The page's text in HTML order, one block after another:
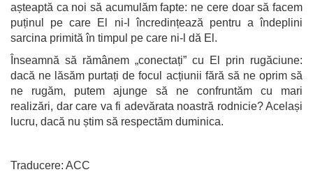
așteaptă ca noi să acumulăm fapte: ne cere doar să facem
puținul pe care El ni-l încredințează pentru a îndeplini
sarcina primită în timpul pe care ni-l dă El.
Înseamnă să rămânem „conectați” cu El prin rugăciune:
dacă ne lăsăm purtați de focul acțiunii fără să ne oprim să
ne rugăm, putem ajunge să ne confruntăm cu mari
realizări, dar care va fi adevărata noastră rodnicie? Același
lucru, dacă nu știm să respectăm duminica.
Traducere: ACC